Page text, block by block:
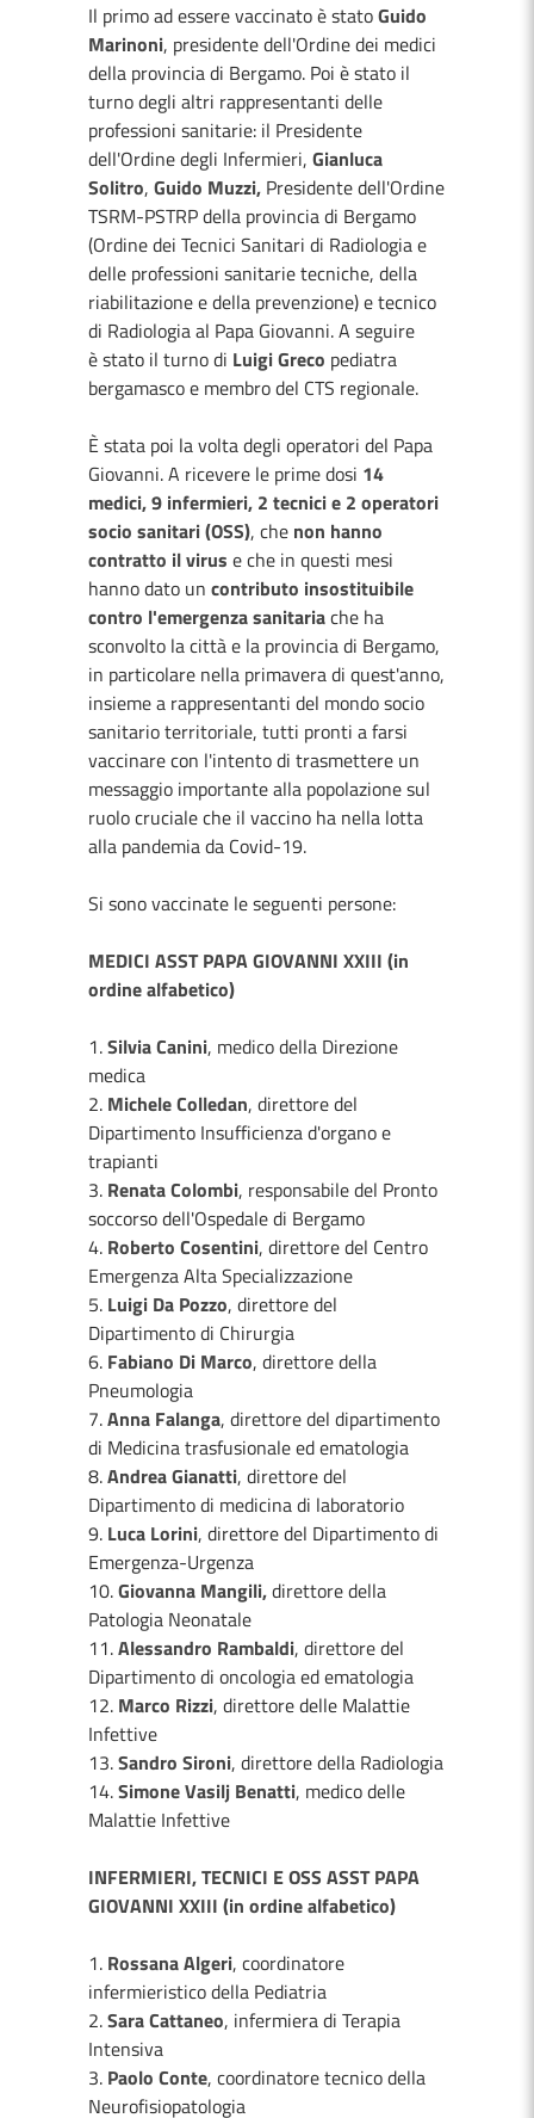
Il primo ad essere vaccinato è statoGuido
Marinoni, presidente dell'Ordine dei medici
della provincia di Bergamo. Poi è stato il
turno degli altri rappresentanti delle
professioni sanitarie: il Presidente
dell'Ordine degli Infermieri, Gianluca
Solitro, Guido Muzzi, Presidente dell'Ordine
TSRM-PSTRP della provincia di Bergamo
(Ordine dei Tecnici Sanitari di Radiologia e
delle professioni sanitarie tecniche, della
riabilitazione e della prevenzione) e tecnico
di Radiologia al Papa Giovanni. A seguire
è stato il turno di Luigi Greco pediatra
bergamasco e membro del CTS regionale.
È stata poi la volta degli operatori del Papa
Giovanni. A ricevere le prime dosi 14
medici, 9 infermieri, 2 tecnici e 2 operatori
socio sanitari (OSS), che non hanno
contratto il virus e che in questi mesi
hanno dato un contributo insostituibile
contro l'emergenza sanitariache ha
sconvolto la città e la provincia di Bergamo,
in particolare nella primavera di quest'anno,
insieme a rappresentanti del mondo socio
sanitario territoriale, tutti pronti a farsi
vaccinare con l'intento di trasmettere un
messaggio importante alla popolazione sul
ruolo cruciale che il vaccino ha nella lotta
alla pandemia da Covid-19.
Si sono vaccinate le seguenti persone:
MEDICI ASST PAPA GIOVANNI XXIII (in
ordine alfabetico)
1.Silvia Canini, medico della Direzione
medica
2. Michele Colledan, direttore del
Dipartimento Insufficienza d'organo e
trapianti
3. Renata Colombi, responsabile del Pronto
soccorso dell'Ospedale di Bergamo
4. Roberto Cosentini, direttore del Centro
Emergenza Alta Specializzazione
5. Luigi Da Pozzo, direttore del
Dipartimento di Chirurgia
6. Fabiano Di Marco, direttore della
Pneumologia
7.Anna Falanga, direttore del dipartimento
di Medicina trasfusionale ed ematologia
8.Andrea Gianatti, direttore del
Dipartimento di medicina di laboratorio
9. Luca Lorini, direttore del Dipartimento di
Emergenza-Urgenza
10.Giovanna Mangili,direttore della
Patologia Neonatale
11.Alessandro Rambaldi, direttore del
Dipartimento di oncologia ed ematologia
12. Marco Rizzi, direttore delle Malattie
Infettive
13.Sandro Sironi, direttore della Radiologia
14.Simone Vasilj Benatti, medico delle
Malattie Infettive
INFERMIERI, TECNICI E OSS ASST PAPA
GIOVANNI XXIII (in ordine alfabetico)
1. Rossana Algeri, coordinatore
infermieristico della Pediatria
2.Sara Cattaneo, infermiera di Terapia
Intensiva
3. Paolo Conte, coordinatore tecnico della
Neurofisiopatologia